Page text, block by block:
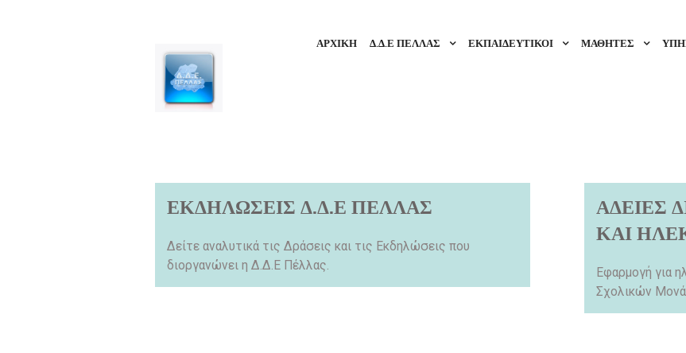
ΑΡΧΙΚΗ Δ.Δ.Ε ΠΕΛΛΑΣ ΕΚΠΑΙΔΕΥΤΙΚΟΙ ΜΑΘΗΤΕΣ
ΕΚΔΗΛΩΣΕΙΣ Δ.Δ.Ε ΠΕΛΛΑΣ
Δείτε αναλυτικά τις Δράσεις και τις Εκδηλώσεις που
διοργανώνει η Δ.Δ.Ε Πέλλας.
ΑΔΕΙΕΣ
ΚΑΙ
Εφαρμογή για
Σχολικών